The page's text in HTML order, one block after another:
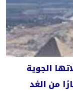
الجوية
من الغد